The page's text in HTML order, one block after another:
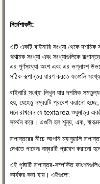
নির্দেশাবলী:
এটি একটি বাইনারি সংখ্যা থেকে
ঋণাত্মক সংখ্যা এবং সংখ্যাগুলিকে
এর পূর্ণসংখ্যা অংশ এবং এর ভগ্নাংশ
সঠিক রূপান্তর ধারণ করতে যতগুলি
বাইনারি সংখ্যা লিখুন যার দশমিক
হয়, যেহেতু নম্বরটি প্রবেশ করানো
মনে রাখবেন যে textarea শুধুমাত্র
সমর্থন করে। এগুলি হল শূন্য, এক,
রূপান্তরের নীচে আপনি ম্যানুয়ালি
দেখতে পারেন৷ নম্বরটি প্রবেশ করানো
এই পৃষ্ঠাটি রূপান্তর-সম্পর্কিত
কার্যকর করা যায়। এইগুলো: